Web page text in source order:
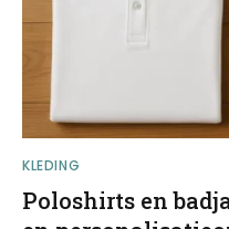
KLEDING
Poloshirts en